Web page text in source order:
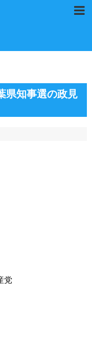
県知事選の政見
党